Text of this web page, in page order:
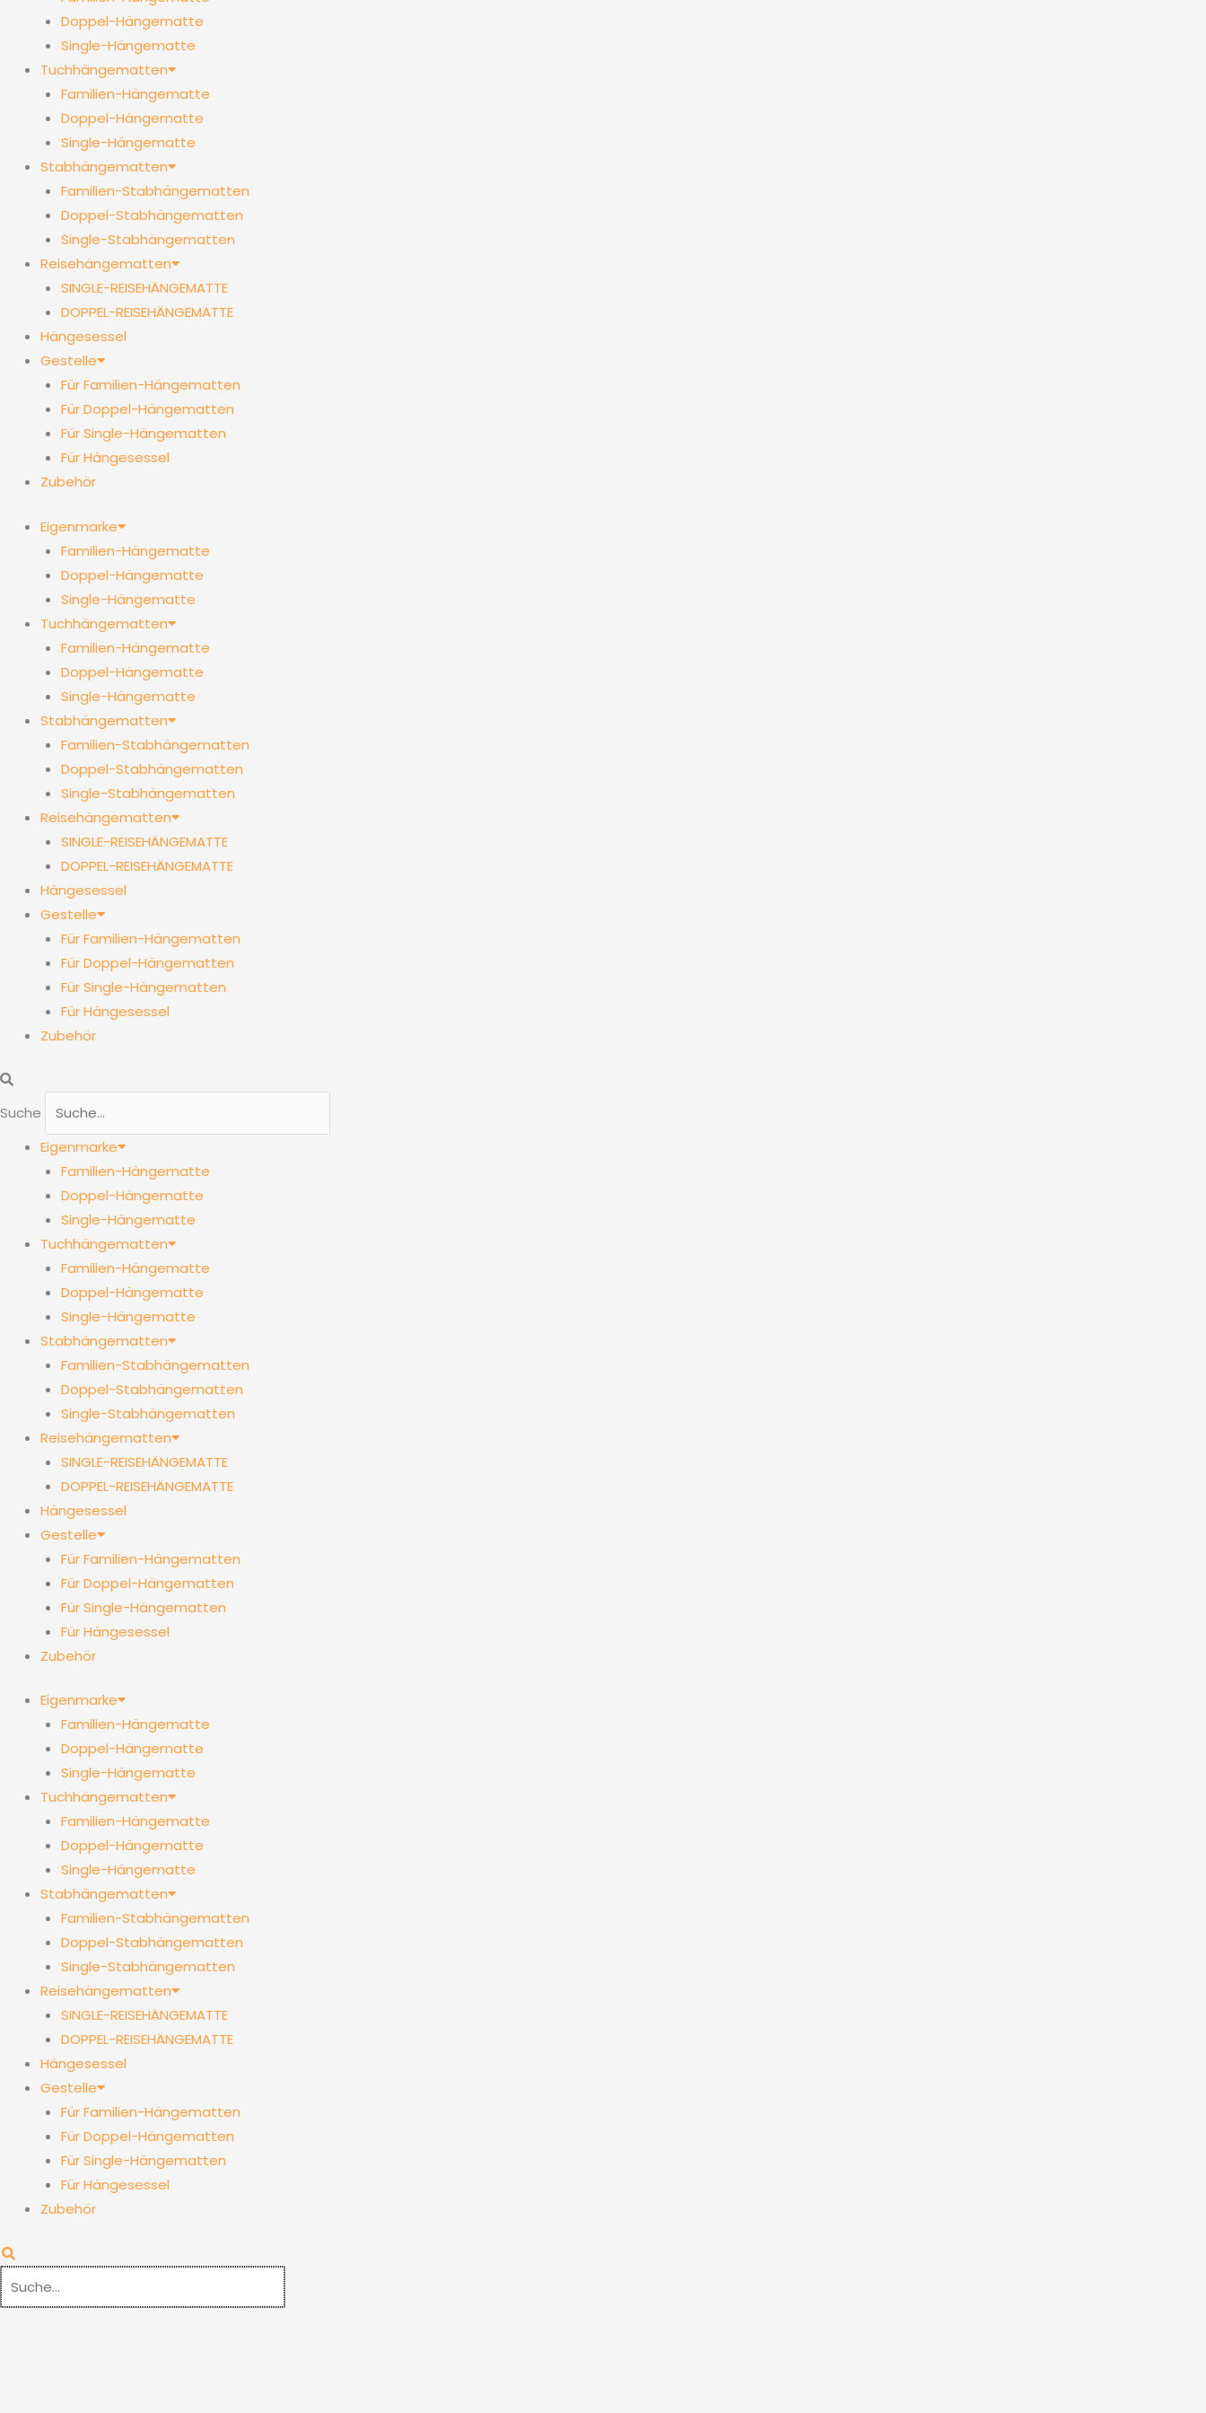
Doppel-Hängematte
Single-Hängematte
Tuchhängematten
Familien-Hängematte
Doppel-Hängematte
Single-Hängematte
Stabhängematten
Familien-Stabhängematten
Doppel-Stabhängematten
Single-Stabhängematten
Reisehängematten
SINGLE-REISEHÄNGEMATTE
DOPPEL-REISEHÄNGEMATTE
Hängesessel
Gestelle
Für Familien-Hängematten
Für Doppel-Hängematten
Für Single-Hängematten
Für Hängesessel
Zubehör
Eigenmarke
Familien-Hängematte
Doppel-Hängematte
Single-Hängematte
Tuchhängematten
Familien-Hängematte
Doppel-Hängematte
Single-Hängematte
Stabhängematten
Familien-Stabhängematten
Doppel-Stabhängematten
Single-Stabhängematten
Reisehängematten
SINGLE-REISEHÄNGEMATTE
DOPPEL-REISEHÄNGEMATTE
Hängesessel
Gestelle
Für Familien-Hängematten
Für Doppel-Hängematten
Für Single-Hängematten
Für Hängesessel
Zubehör
Suche
Eigenmarke
Familien-Hängematte
Doppel-Hängematte
Single-Hängematte
Tuchhängematten
Familien-Hängematte
Doppel-Hängematte
Single-Hängematte
Stabhängematten
Familien-Stabhängematten
Doppel-Stabhängematten
Single-Stabhängematten
Reisehängematten
SINGLE-REISEHÄNGEMATTE
DOPPEL-REISEHÄNGEMATTE
Hängesessel
Gestelle
Für Familien-Hängematten
Für Doppel-Hängematten
Für Single-Hängematten
Für Hängesessel
Zubehör
Eigenmarke
Familien-Hängematte
Doppel-Hängematte
Single-Hängematte
Tuchhängematten
Familien-Hängematte
Doppel-Hängematte
Single-Hängematte
Stabhängematten
Familien-Stabhängematten
Doppel-Stabhängematten
Single-Stabhängematten
Reisehängematten
SINGLE-REISEHÄNGEMATTE
DOPPEL-REISEHÄNGEMATTE
Hängesessel
Gestelle
Für Familien-Hängematten
Für Doppel-Hängematten
Für Single-Hängematten
Für Hängesessel
Zubehör